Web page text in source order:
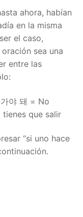
ahora, habían
en la misma
el caso,
sea una
entre las
야 돼 = No
que salir
“si uno hace